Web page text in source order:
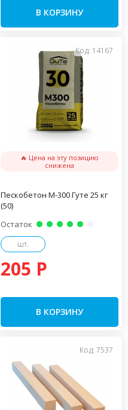
В КОРЗИНУ
Код: 14167
🔥 Цена на эту позицию
снижена
Пескобетон М-300 Гуте 25 кг
(50)
Остаток
шт.
205 P
В КОРЗИНУ
Код: 7537